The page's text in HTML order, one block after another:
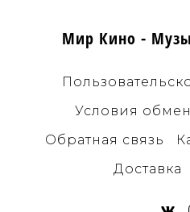
Мир Кино -
Условия
Обратная связь
Доставка